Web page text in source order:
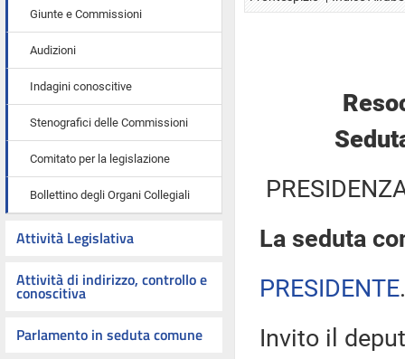
Giunte e Commissioni
Audizioni
Indagini conoscitive
Stenografici delle Commissioni
Comitato per la legislazione
Bollettino degli Organi Collegiali
Attività Legislativa
Attività di indirizzo, controllo e
conoscitiva
Parlamento in seduta comune
La seduta
PRESIDENTE
Invito il